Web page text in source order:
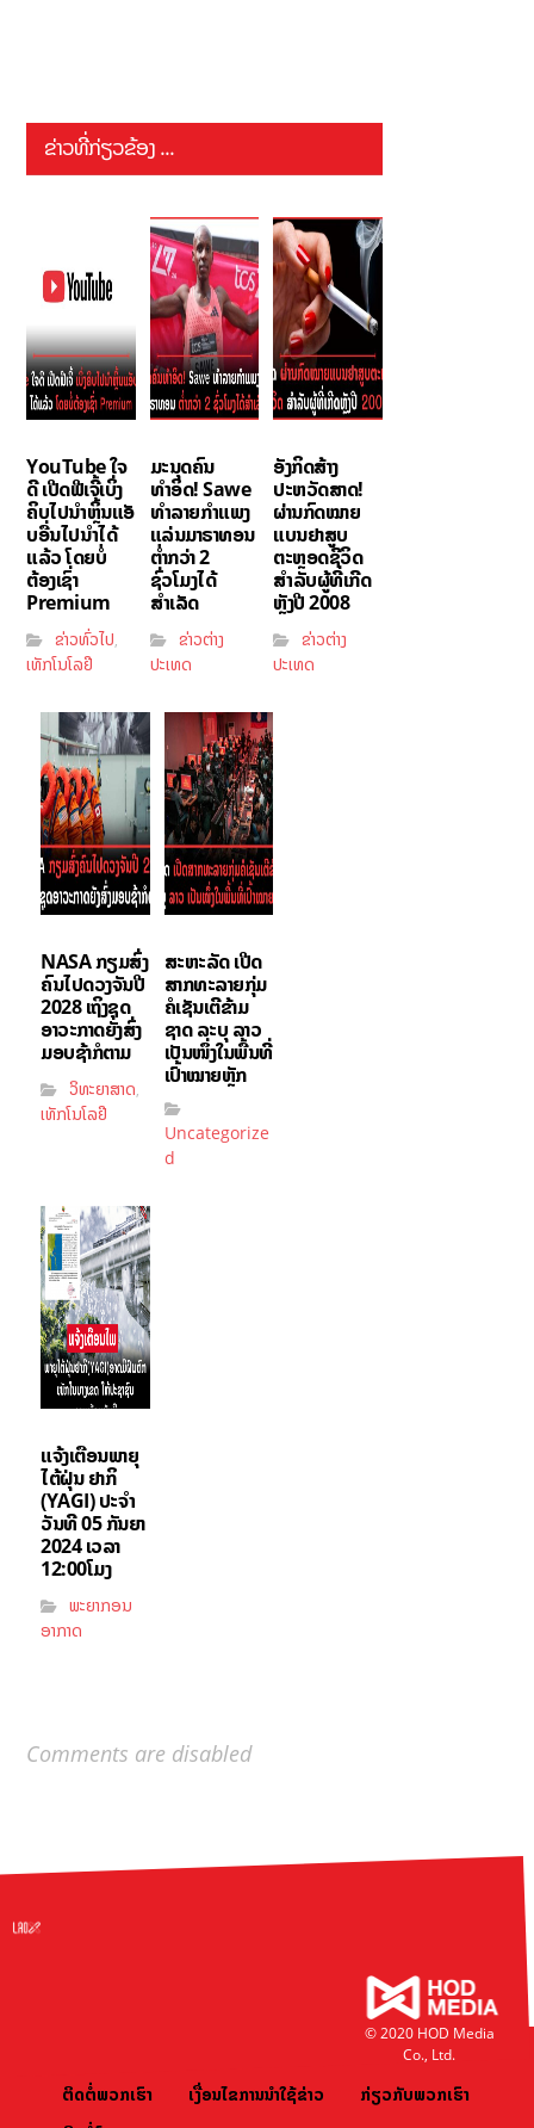
ຂ່າວທີ່ກ່ຽວຂ້ອງ ...
YouTube ໃຈ
ດີ ເປີດຟີເຈີ້ເບິ່ງ
ຄິບໄປນຳຫຼິ້ນແອັ
ບອື່ນໄປນຳໄດ້
ແລ້ວ ໂດຍບໍ່
ຕ້ອງເຊົ່າ
Premium
ຂ່າວທົ່ວໄປ,
ເທັກໂນໂລຢີ
ມະນຸດຄົນ
ທຳອິດ! Sawe
ທຳລາຍກຳແພງ
ແລ່ນມາຣາທອນ
ຕ່ຳກວ່າ 2
ຊົ່ວໂມງໄດ້
ສຳເລັດ
ຂ່າວຕ່າງ
ປະເທດ
ອັງກິດສ້າງ
ປະຫວັດສາດ!
ຜ່ານກົດໝາຍ
ແບນຢາສູບ
ຕະຫຼອດຊີວິດ
ສຳລັບຜູ້ທີ່ເກີດ
ຫຼັງປີ 2008
ຂ່າວຕ່າງ
ປະເທດ
NASA ກຽມສົ່ງ
ຄົນໄປດວງຈັນປີ
2028 ເຖິງຊຸດ
ອາວະກາດຍັງສົ່ງ
ມອບຊ້າກໍຕາມ
ວິທະຍາສາດ,
ເທັກໂນໂລຢີ
ສະຫະລັດ ເປີດ
ສາກທະລາຍກຸ່ມ
ຄໍເຊັນເຕີຂ້າມ
ຊາດ ລະບຸ ລາວ
ເປັນໜຶ່ງໃນພື້ນທີ່
ເປົ້າໝາຍຫຼັກ
Uncategorize
d
ແຈ້ງເຕືອນພາຍຸ
ໄຕ້ຝຸ່ນ ຢາກິ
(YAGI)​ ປະຈໍາ
ວັນທີ 05 ກັນຍາ
2024 ເວລາ
12:00ໂມງ
ພະຍາກອນ
ອາກາດ
Comments are disabled
© 2020 HOD Media
Co., Ltd.
ຕິດຕໍ່ພວກເຮົາ ເງື່ອນໄຂການນຳໃຊ້ຂ່າວ
ກ່ຽວກັບພວກເຮົາ